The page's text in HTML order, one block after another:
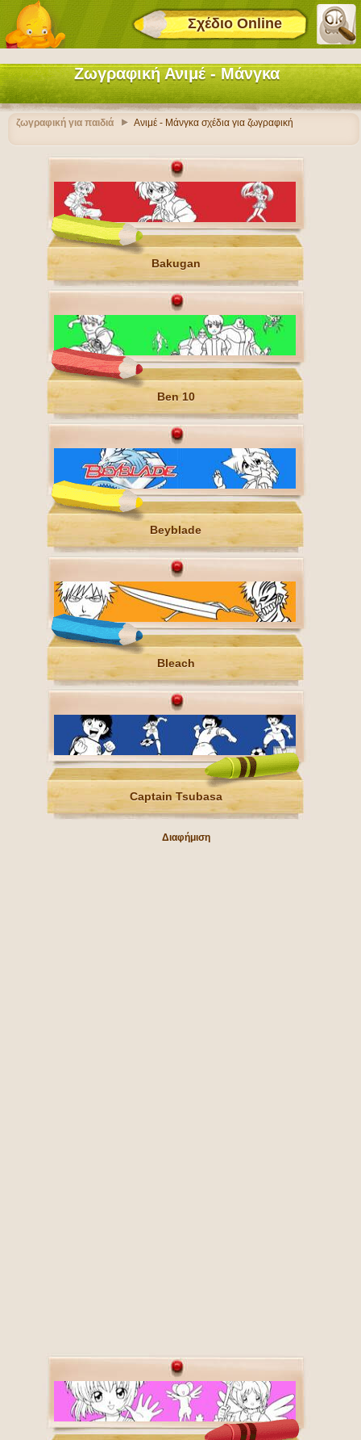
Σχέδιο Online
Ζωγραφική Ανιμέ - Μάνγκα
ζωγραφική για παιδιά Ανιμέ - Μάνγκα σχέδια για ζωγραφική
Bakugan
Ben 10
Beyblade
Bleach
Captain Tsubasa
Διαφήμιση